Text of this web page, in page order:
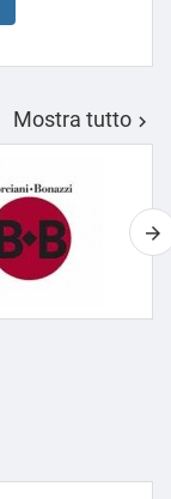
Mostra tutto 